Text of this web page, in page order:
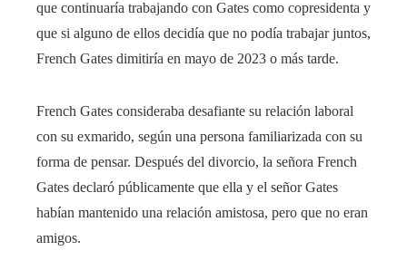
que continuaría trabajando con Gates como copresidenta y
que si alguno de ellos decidía que no podía trabajar juntos,
French Gates dimitiría en mayo de 2023 o más tarde.
French Gates consideraba desafiante su relación laboral
con su exmarido, según una persona familiarizada con su
forma de pensar. Después del divorcio, la señora French
Gates declaró públicamente que ella y el señor Gates
habían mantenido una relación amistosa, pero que no eran
amigos.